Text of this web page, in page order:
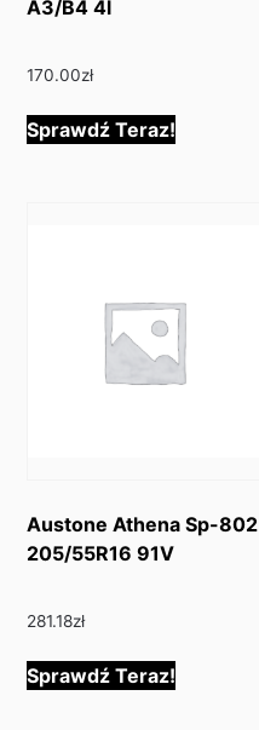
A3/B4 4l
170.00zł
Sprawdź Teraz!
Austone Athena Sp-802
205/55R16 91V
281.18zł
Sprawdź Teraz!